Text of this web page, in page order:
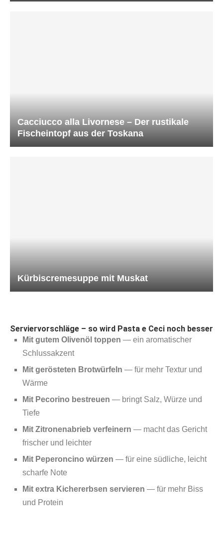
Cacciucco alla Livornese – Der rustikale
Fischeintopf aus der Toskana
Kürbiscremesuppe mit Muskat
Serviervorschläge – so wird Pasta e Ceci noch besser
Mit gutem Olivenöl toppen — ein aromatischer
Schlussakzent
Mit gerösteten Brotwürfeln — für mehr Textur und
Wärme
Mit Pecorino bestreuen — bringt Salz, Würze und
Tiefe
Mit Zitronenabrieb verfeinern — macht das Gericht
frischer und leichter
Mit Peperoncino würzen — für eine südliche, leicht
scharfe Note
Mit extra Kichererbsen servieren — für mehr Biss
und Protein